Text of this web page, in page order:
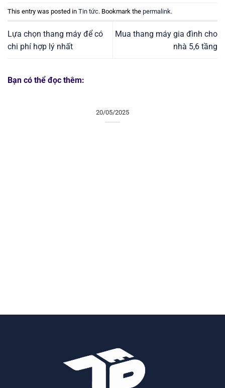
This entry was posted in Tin tức. Bookmark the permalink.
Lựa chọn thang máy để có
chi phí hợp lý nhất
Mua thang máy gia đình cho
nhà 5,6 tầng
Bạn có thể đọc thêm:
20/05/2025